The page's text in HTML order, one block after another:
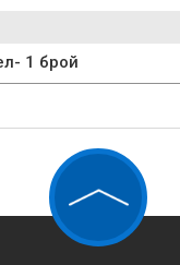
1 брой